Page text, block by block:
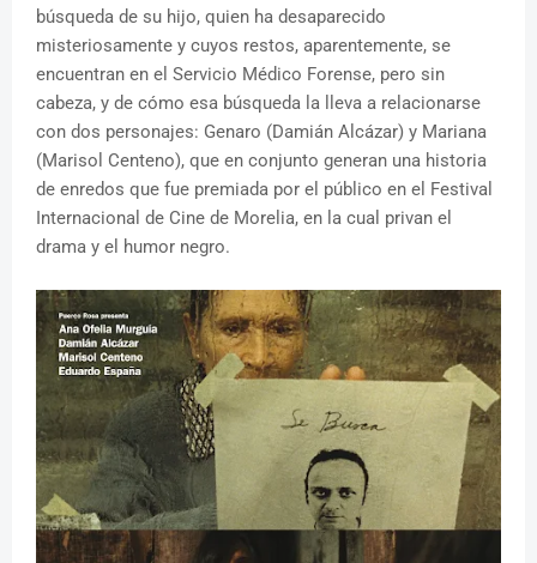
búsqueda de su hijo, quien ha desaparecido
misteriosamente y cuyos restos, aparentemente, se
encuentran en el Servicio Médico Forense, pero sin
cabeza, y de cómo esa búsqueda la lleva a relacionarse
con dos personajes: Genaro (Damián Alcázar) y Mariana
(Marisol Centeno), que en conjunto generan una historia
de enredos que fue premiada por el público en el Festival
Internacional de Cine de Morelia, en la cual privan el
drama y el humor negro.